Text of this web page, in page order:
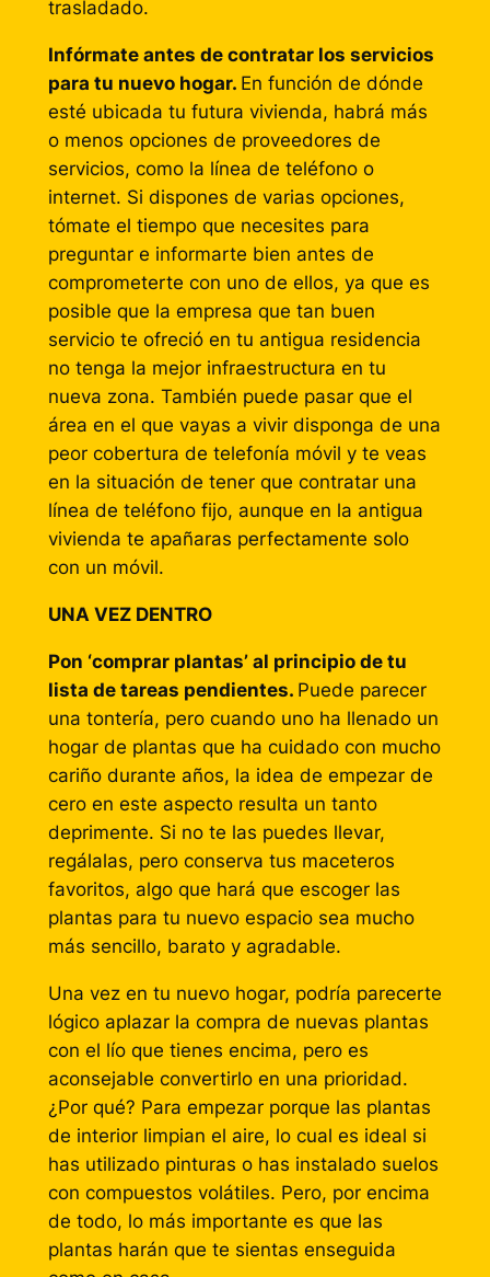
trasladado.
Infórmate antes de contratar los servicios
para tu nuevo hogar. En función de dónde
esté ubicada tu futura vivienda, habrá más
o menos opciones de proveedores de
servicios, como la línea de teléfono o
internet. Si dispones de varias opciones,
tómate el tiempo que necesites para
preguntar e informarte bien antes de
comprometerte con uno de ellos, ya que es
posible que la empresa que tan buen
servicio te ofreció en tu antigua residencia
no tenga la mejor infraestructura en tu
nueva zona. También puede pasar que el
área en el que vayas a vivir disponga de una
peor cobertura de telefonía móvil y te veas
en la situación de tener que contratar una
línea de teléfono fijo, aunque en la antigua
vivienda te apañaras perfectamente solo
con un móvil.
UNA VEZ DENTRO
Pon ‘comprar plantas’ al principio de tu
lista de tareas pendientes. Puede parecer
una tontería, pero cuando uno ha llenado un
hogar de plantas que ha cuidado con mucho
cariño durante años, la idea de empezar de
cero en este aspecto resulta un tanto
deprimente. Si no te las puedes llevar,
regálalas, pero conserva tus maceteros
favoritos, algo que hará que escoger las
plantas para tu nuevo espacio sea mucho
más sencillo, barato y agradable.
Una vez en tu nuevo hogar, podría parecerte
lógico aplazar la compra de nuevas plantas
con el lío que tienes encima, pero es
aconsejable convertirlo en una prioridad.
¿Por qué? Para empezar porque las plantas
de interior limpian el aire, lo cual es ideal si
has utilizado pinturas o has instalado suelos
con compuestos volátiles. Pero, por encima
de todo, lo más importante es que las
plantas harán que te sientas enseguida